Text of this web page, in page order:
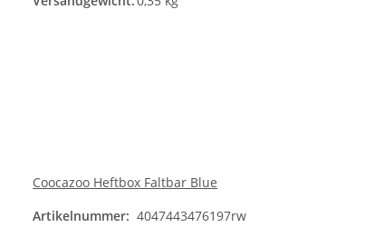
Coocazoo Heftbox Faltbar Blue
Artikelnummer: 4047443476197rw